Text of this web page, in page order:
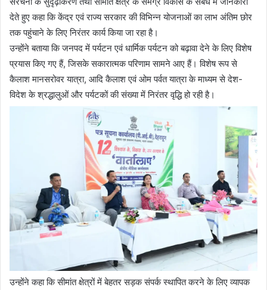
देते हुए कहा कि केंद्र एवं राज्य सरकार की विभिन्न योजनाओं का लाभ अंतिम छोर
तक पहुंचाने के लिए निरंतर कार्य किया जा रहा है।
उन्होंने बताया कि जनपद में पर्यटन एवं धार्मिक पर्यटन को बढ़ावा देने के लिए विशेष
प्रयास किए गए हैं, जिसके सकारात्मक परिणाम सामने आए हैं। विशेष रूप से
कैलाश मानसरोवर यात्रा, आदि कैलाश एवं ओम पर्वत यात्रा के माध्यम से देश-
विदेश के श्रद्धालुओं और पर्यटकों की संख्या में निरंतर वृद्धि हो रही है।
उन्होंने कहा कि सीमांत क्षेत्रों में बेहतर सड़क संपर्क स्थापित करने के लिए व्यापक